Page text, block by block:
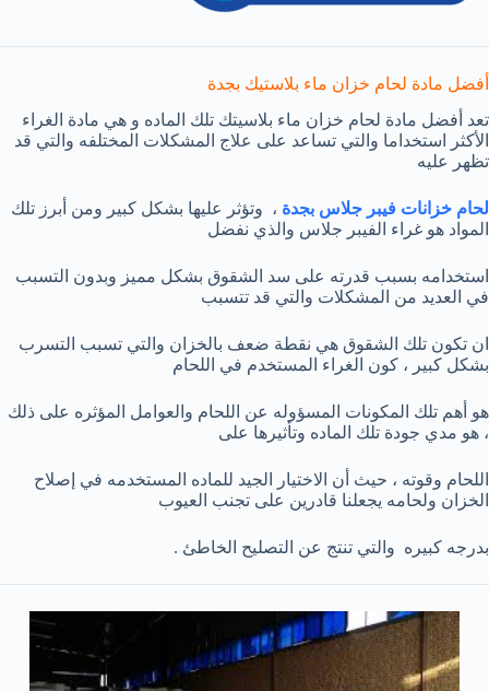
أفضل مادة لحام خزان ماء بلاستيك بجدة
تعد أفضل مادة لحام خزان ماء بلاسيتك تلك الماده و هي مادة الغراء
الأكثر استخداما والتي تساعد على علاج المشكلات المختلفه والتي قد
تظهر عليه
لحام خزانات فيبر جلاس بجدة ، وتؤثر عليها بشكل كبير ومن أبرز تلك
المواد هو غراء الفيبر جلاس والذي نفضل
استخدامه بسبب قدرته على سد الشقوق بشكل مميز وبدون التسبب
في العديد من المشكلات والتي قد تتسبب
ان تكون تلك الشقوق هي نقطة ضعف بالخزان والتي تسبب التسرب
بشكل كبير ، كون الغراء المستخدم في اللحام
هو أهم تلك المكونات المسؤوله عن اللحام والعوامل المؤثره على ذلك
، هو مدي جودة تلك الماده وتأثيرها على
اللحام وقوته ، حيث أن الاختيار الجيد للماده المستخدمه في إصلاح
الخزان ولحامه يجعلنا قادرين على تجنب العيوب
بدرجه كبيره والتي تنتج عن التصليح الخاطئ .